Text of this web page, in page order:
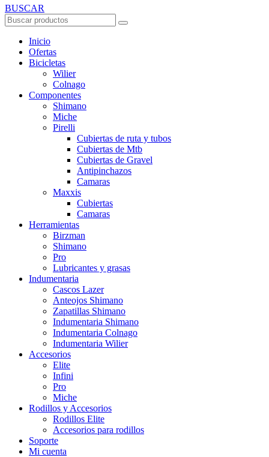
BUSCAR
Inicio
Ofertas
Bicicletas
Wilier
Colnago
Componentes
Shimano
Miche
Pirelli
Cubiertas de ruta y tubos
Cubiertas de Mtb
Cubiertas de Gravel
Antipinchazos
Camaras
Maxxis
Cubiertas
Camaras
Herramientas
Birzman
Shimano
Pro
Lubricantes y grasas
Indumentaria
Cascos Lazer
Anteojos Shimano
Zapatillas Shimano
Indumentaria Shimano
Indumentaria Colnago
Indumentaria Wilier
Accesorios
Elite
Infini
Pro
Miche
Rodillos y Accesorios
Rodillos Elite
Accesorios para rodillos
Soporte
Mi cuenta